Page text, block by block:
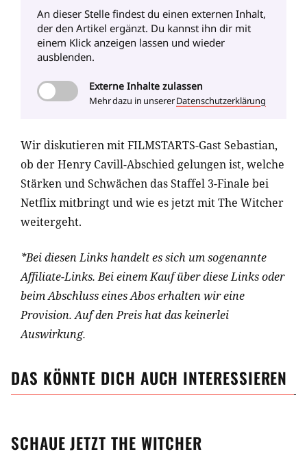
An dieser Stelle findest du einen externen Inhalt,
der den Artikel ergänzt. Du kannst ihn dir mit
einem Klick anzeigen lassen und wieder
ausblenden.
Externe Inhalte zulassen
Mehr dazu in unsererDatenschutzerklärung
Wir diskutieren mit FILMSTARTS-Gast Sebastian,
ob der Henry Cavill-Abschied gelungen ist, welche
Stärken und Schwächen das Staffel 3-Finale bei
Netflix mitbringt und wie es jetzt mit The Witcher
weitergeht.
*Bei diesen Links handelt es sich um sogenannte
Affiliate-Links. Bei einem Kauf über diese Links oder
beim Abschluss eines Abos erhalten wir eine
Provision. Auf den Preis hat das keinerlei
Auswirkung.
DAS KÖNNTE DICH AUCH INTERESSIEREN
SCHAUE JETZT THE WITCHER